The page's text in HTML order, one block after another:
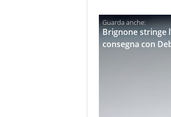
Brignone stringe
consegna con